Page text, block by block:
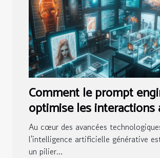
Comment le prompt
optimise les interactions
IA génératives
Au cœur des avancées
l'intelligence artificielle générative
un pilier...